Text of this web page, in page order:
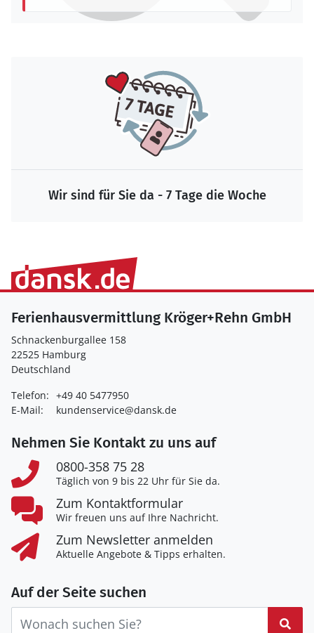
Wir sind für Sie da - 7 Tage die Woche
Ferienhausvermittlung Kröger+Rehn GmbH
Schnackenburgallee 158
22525 Hamburg
Deutschland
Telefon: +49 40 5477950
E-Mail:
kundenservice@dansk.de
Nehmen Sie Kontakt zu uns auf
0800-358 75 28
Täglich von 9 bis 22 Uhr für Sie da.
Zum Kontaktformular
Wir freuen uns auf Ihre Nachricht.
Zum Newsletter anmelden
Aktuelle Angebote & Tipps erhalten.
Auf der Seite suchen